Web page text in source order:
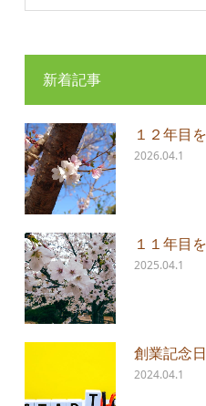
新着記事
１２年目
2026.04.1
１１年目
2025.04.1
創業記念日
2024.04.1